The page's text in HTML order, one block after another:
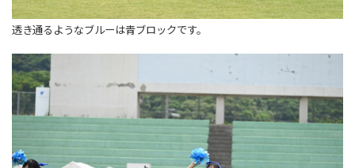
透き通るようなブルーは青ブロックです。